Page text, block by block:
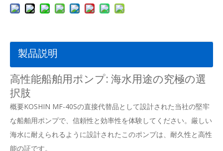
製品説明
高性能船舶用ポンプ: 海水用途の究極の選
択肢
概要KOSHIN MF-40Sの直接代替品として設計された当社の堅牢
な船舶用ポンプで、信頼性と効率性を体験してください。厳しい
海水に耐えられるように設計されたこのポンプは、耐久性と高性
能の証です。